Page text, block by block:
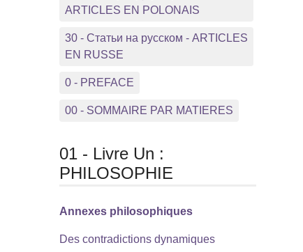
ARTICLES EN POLONAIS
30 - Статьи на русском - ARTICLES
EN RUSSE
0 - PREFACE
00 - SOMMAIRE PAR MATIERES
01 - Livre Un :
PHILOSOPHIE
Annexes philosophiques
Des contradictions dynamiques